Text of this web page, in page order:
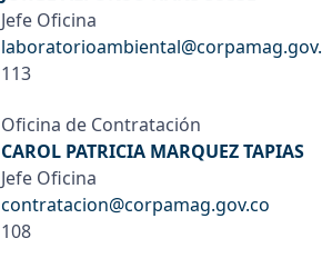
Jefe Oficina
113
Oficina de Contratación
CAROL PATRICIA MARQUEZ TAPIAS
Jefe Oficina
contratacion@corpamag.gov.co
108